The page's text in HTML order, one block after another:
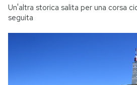
Un'altra storica salita per una corsa
seguita